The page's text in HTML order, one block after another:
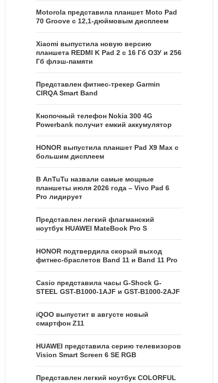
Motorola представила планшет Moto Pad
70 Groove с 12,1-дюймовым дисплеем
Xiaomi выпустила новую версию
планшета REDMI K Pad 2 с 16 Гб ОЗУ и 256
Гб флэш-памяти
Представлен фитнес-трекер Garmin
CIRQA Smart Band
Кнопочный телефон Nokia 300 4G
Powerbank получит емкий аккумулятор
HONOR выпустила планшет Pad X9 Max с
большим дисплеем
В AnTuTu назвали самые мощные
планшеты июля 2026 года – Vivo Pad 6
Pro лидирует
Представлен легкий флагманский
ноутбук HUAWEI MateBook Pro S
HONOR подтвердила скорый выход
фитнес-браслетов Band 11 и Band 11 Pro
Casio представила часы G-Shock G-
STEEL GST-B1000-1AJF и GST-B1000-2AJF
iQOO выпустит в августе новый
смартфон Z11
HUAWEI представила серию телевизоров
Vision Smart Screen 6 SE RGB
Представлен легкий ноутбук COLORFUL